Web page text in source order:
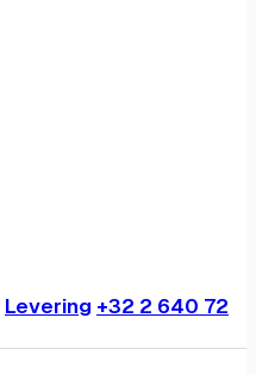
Levering +32 2 640 72